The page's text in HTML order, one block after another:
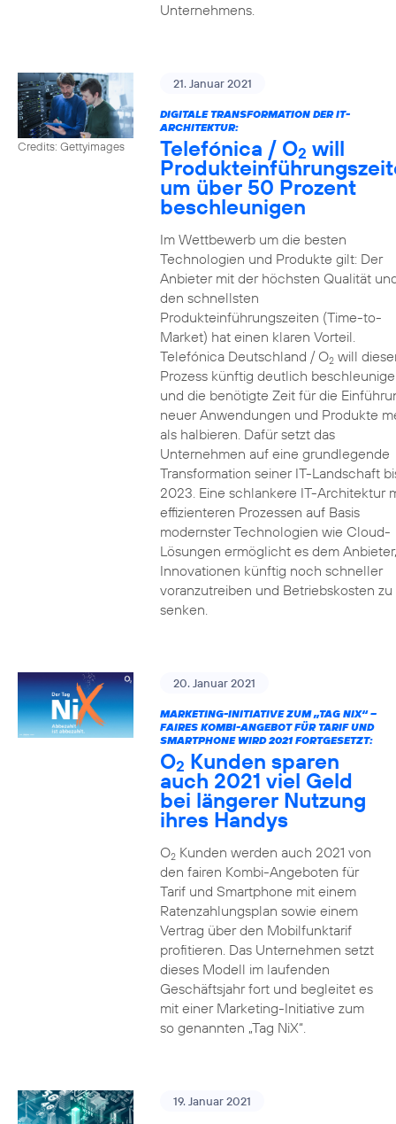
Unternehmens.
Credits: Gettyimages
21. Januar 2021
DIGITALE TRANSFORMATION DER IT-
ARCHITEKTUR:
Telefónica / O2 will
um über 50 Prozent
beschleunigen
Im Wettbewerb um die besten
Technologien und Produkte gilt: Der
Anbieter mit der höchsten Qualität
den schnellsten
Produkteinführungszeiten (Time-to-
Market) hat einen klaren Vorteil.
Telefónica Deutschland / O2will
Prozess künftig deutlich
und die benötigte Zeit für die
neuer Anwendungen und Produkte
als halbieren. Dafür setzt das
Unternehmen auf eine grundlegende
Transformation seiner IT-Landschaft
2023. Eine schlankere IT-Architektur
effizienteren Prozessen auf Basis
modernster Technologien wie Cloud-
Lösungen ermöglicht es dem Anbieter,
Innovationen künftig noch schneller
voranzutreiben und Betriebskosten zu
senken.
20. Januar 2021
MARKETING-INITIATIVE ZUM „TAG NIX“ –
FAIRES KOMBI-ANGEBOT FÜR TARIF UND
SMARTPHONE WIRD 2021 FORTGESETZT:
O2 Kunden sparen
auch 2021 viel Geld
bei längerer Nutzung
ihres Handys
O2Kunden werden auch 2021 von
den fairen Kombi-Angeboten für
Tarif und Smartphone mit einem
Ratenzahlungsplan sowie einem
Vertrag über den Mobilfunktarif
profitieren. Das Unternehmen setzt
dieses Modell im laufenden
Geschäftsjahr fort und begleitet es
mit einer Marketing-Initiative zum
so genannten „Tag NiX“.
19. Januar 2021